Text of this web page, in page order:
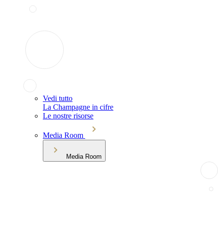
Vedi tutto
La Champagne in cifre
Le nostre risorse
Media Room
Media Room